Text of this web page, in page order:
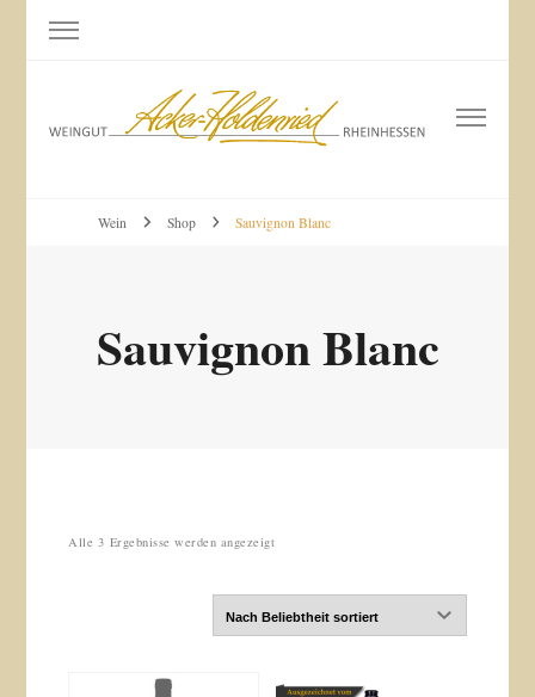
Weingut Acker-Holdenried
Bodenheim RHEINHESSEN
Wein Shop Sauvignon Blanc
Sauvignon Blanc
Alle 3 Ergebnisse werden angezeigtNach